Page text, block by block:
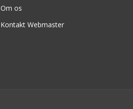
Om os
Kontakt Webmaster